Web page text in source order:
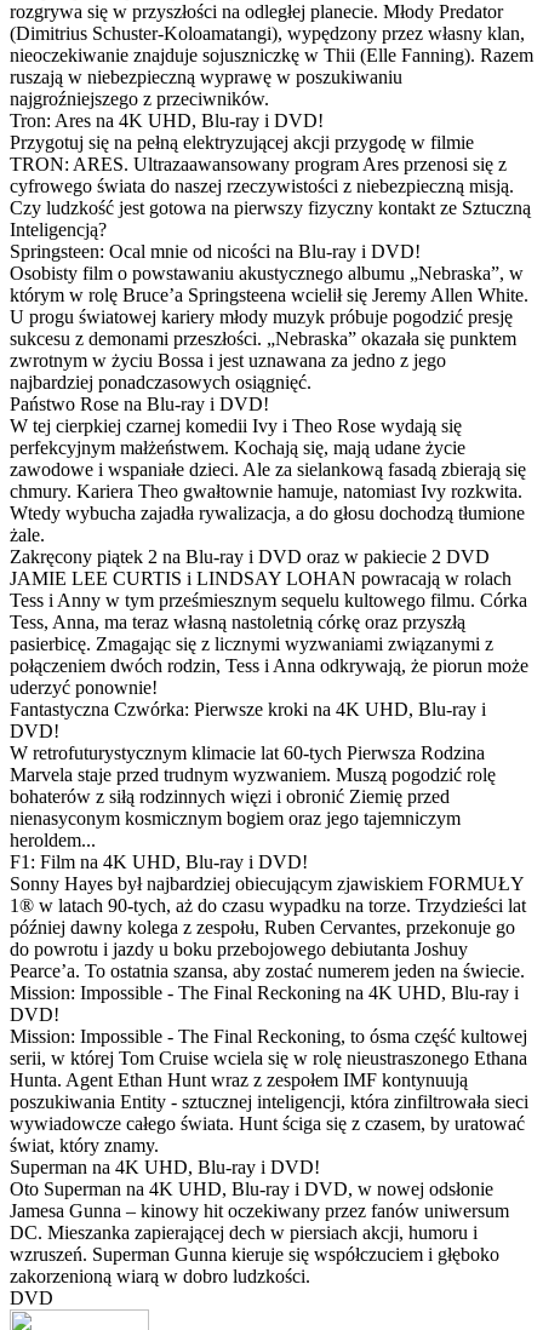
rozgrywa się w przyszłości na odległej planecie. Młody Predator
(Dimitrius Schuster-Koloamatangi), wypędzony przez własny klan,
nieoczekiwanie znajduje sojuszniczkę w Thii (Elle Fanning). Razem
ruszają w niebezpieczną wyprawę w poszukiwaniu
najgroźniejszego z przeciwników.
Tron: Ares na 4K UHD, Blu-ray i DVD!
Przygotuj się na pełną elektryzującej akcji przygodę w filmie
TRON: ARES. Ultrazaawansowany program Ares przenosi się z
cyfrowego świata do naszej rzeczywistości z niebezpieczną misją.
Czy ludzkość jest gotowa na pierwszy fizyczny kontakt ze Sztuczną
Inteligencją?
Springsteen: Ocal mnie od nicości na Blu-ray i DVD!
Osobisty film o powstawaniu akustycznego albumu „Nebraska”, w
którym w rolę Bruce’a Springsteena wcielił się Jeremy Allen White.
U progu światowej kariery młody muzyk próbuje pogodzić presję
sukcesu z demonami przeszłości. „Nebraska” okazała się punktem
zwrotnym w życiu Bossa i jest uznawana za jedno z jego
najbardziej ponadczasowych osiągnięć.
Państwo Rose na Blu-ray i DVD!
W tej cierpkiej czarnej komedii Ivy i Theo Rose wydają się
perfekcyjnym małżeństwem. Kochają się, mają udane życie
zawodowe i wspaniałe dzieci. Ale za sielankową fasadą zbierają się
chmury. Kariera Theo gwałtownie hamuje, natomiast Ivy rozkwita.
Wtedy wybucha zajadła rywalizacja, a do głosu dochodzą tłumione
żale.
Zakręcony piątek 2 na Blu-ray i DVD oraz w pakiecie 2 DVD
JAMIE LEE CURTIS i LINDSAY LOHAN powracają w rolach
Tess i Anny w tym prześmiesznym sequelu kultowego filmu. Córka
Tess, Anna, ma teraz własną nastoletnią córkę oraz przyszłą
pasierbicę. Zmagając się z licznymi wyzwaniami związanymi z
połączeniem dwóch rodzin, Tess i Anna odkrywają, że piorun może
uderzyć ponownie!
Fantastyczna Czwórka: Pierwsze kroki na 4K UHD, Blu-ray i
DVD!
W retrofuturystycznym klimacie lat 60-tych Pierwsza Rodzina
Marvela staje przed trudnym wyzwaniem. Muszą pogodzić rolę
bohaterów z siłą rodzinnych więzi i obronić Ziemię przed
nienasyconym kosmicznym bogiem oraz jego tajemniczym
heroldem...
F1: Film na 4K UHD, Blu-ray i DVD!
Sonny Hayes był najbardziej obiecującym zjawiskiem FORMUŁY
1® w latach 90-tych, aż do czasu wypadku na torze. Trzydzieści lat
później dawny kolega z zespołu, Ruben Cervantes, przekonuje go
do powrotu i jazdy u boku przebojowego debiutanta Joshuy
Pearce’a. To ostatnia szansa, aby zostać numerem jeden na świecie.
Mission: Impossible - The Final Reckoning na 4K UHD, Blu-ray i
DVD!
Mission: Impossible - The Final Reckoning, to ósma część kultowej
serii, w której Tom Cruise wciela się w rolę nieustraszonego Ethana
Hunta. Agent Ethan Hunt wraz z zespołem IMF kontynuują
poszukiwania Entity - sztucznej inteligencji, która zinfiltrowała sieci
wywiadowcze całego świata. Hunt ściga się z czasem, by uratować
świat, który znamy.
Superman na 4K UHD, Blu-ray i DVD!
Oto Superman na 4K UHD, Blu-ray i DVD, w nowej odsłonie
Jamesa Gunna – kinowy hit oczekiwany przez fanów uniwersum
DC. Mieszanka zapierającej dech w piersiach akcji, humoru i
wzruszeń. Superman Gunna kieruje się współczuciem i głęboko
zakorzenioną wiarą w dobro ludzkości.
DVD